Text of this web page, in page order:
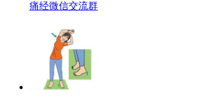
痛经微信交流群